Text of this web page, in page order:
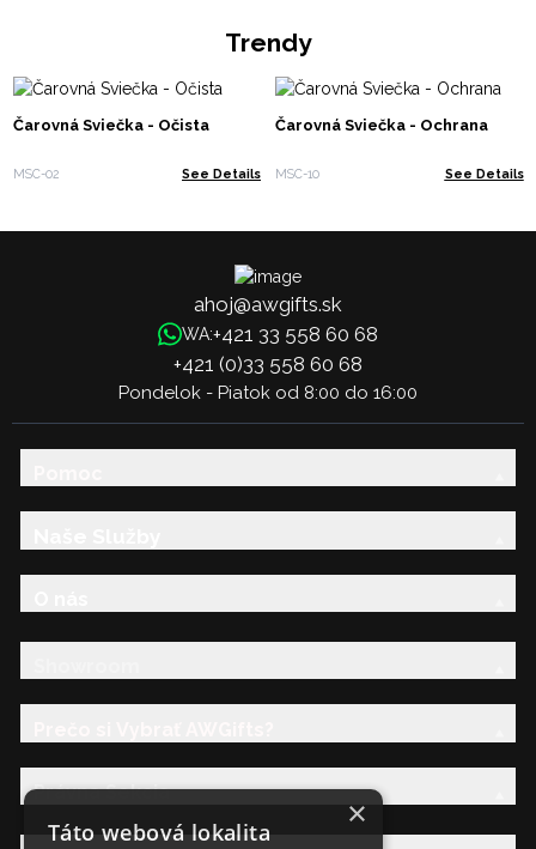
Trendy
Čarovná Sviečka - Očista
MSC-02 See Details
Čarovná Sviečka - Ochrana
MSC-10 See Details
ahoj@awgifts.sk
WA:+421 33 558 60 68
+421 (0)33 558 60 68
Pondelok - Piatok od 8:00 do 16:00
Právna Sekcia
×
Táto webová lokalita